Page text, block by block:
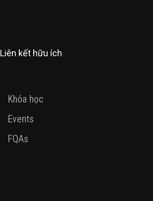
Liên kết hữu ích
Khóa học
Events
FQAs